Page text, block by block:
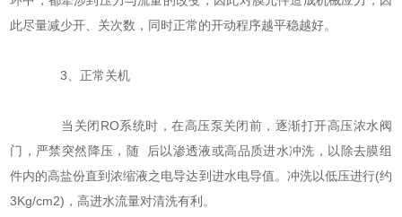
此尽量减少开、关次数，同时正常的开动程序越平稳越好。
3、正常关机
当关闭RO系统时，在高压泵关闭前，逐渐打开高压浓水阀
门，严禁突然降压，随 后以渗透液或高品质进水冲洗，以除去膜组
件内的高盐份直到浓缩液之电导达到进水电导值。冲洗以低压进行(约
3Kg/cm2)，高进水流量对清洗有利。